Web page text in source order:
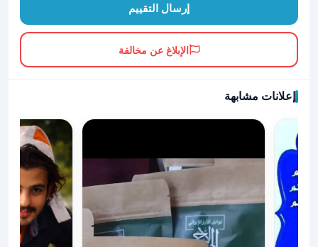
إرسال التقييم
الإبلاغ عن مخالفة
إعلانات مشابهة